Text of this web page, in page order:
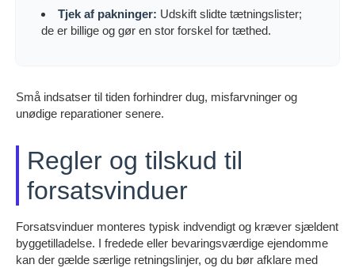
Tjek af pakninger: Udskift slidte tætningslister;
de er billige og gør en stor forskel for tæthed.
Små indsatser til tiden forhindrer dug, misfarvninger og
unødige reparationer senere.
Regler og tilskud til
forsatsvinduer
Forsatsvinduer monteres typisk indvendigt og kræver sjældent
byggetilladelse. I fredede eller bevaringsværdige ejendomme
kan der gælde særlige retningslinjer, og du bør afklare med